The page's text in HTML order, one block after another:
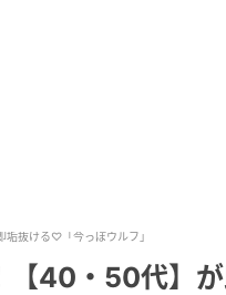
垢抜ける♡「今っぽウルフ」
【40・50代】